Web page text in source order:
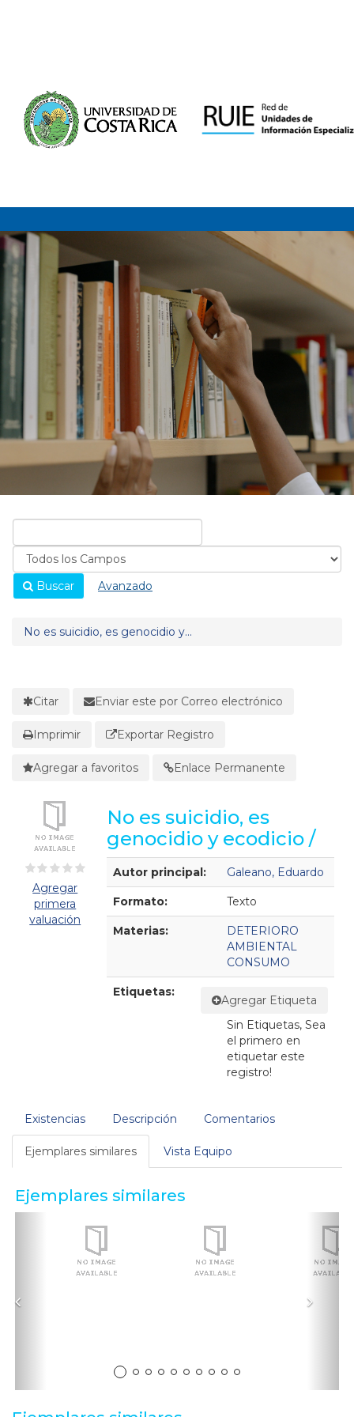
Buscar Avanzado
No es suicidio, es genocidio y...
Citar Enviar este por Correo electrónico
Imprimir Exportar Registro
Agregar a favoritos Enlace Permanente
Agregar
primera
valuación
No es suicidio, es
genocidio y ecodicio /
Detalles Bibliográficos
Autor principal: Galeano, Eduardo
Formato: Texto
Materias:
DETERIORO
AMBIENTAL
CONSUMO
Etiquetas:
Agregar Etiqueta
Sin Etiquetas, Sea
el primero en
etiquetar este
registro!
Existencias Descripción Comentarios
Ejemplares similares Vista Equipo
Ejemplares similares
Anterior